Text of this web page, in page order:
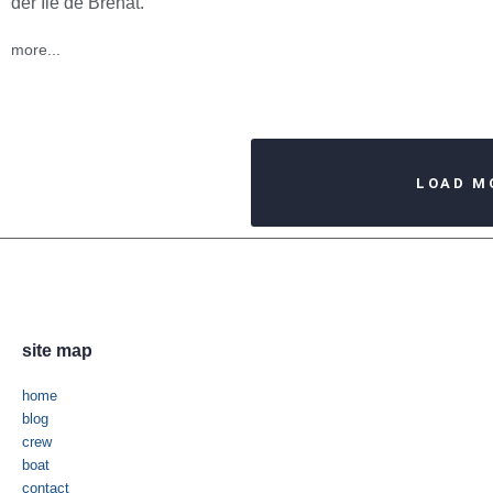
more...
LOAD
site map
home
blog
crew
boat
contact